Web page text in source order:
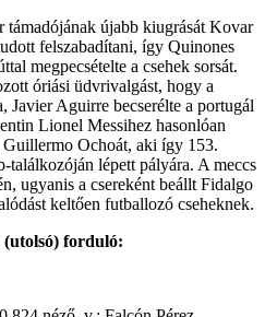
támadójának újabb kiugrását Kovar
felszabadítani, így Quinones
megpecsételte a csehek sorsát.
óriási üdvrivalgást, hogy a
Javier Aguirre becserélte a portugál
Lionel Messihez hasonlóan
Ochoát, aki így 153.
találkozóján lépett pályára. A meccs
ugyanis a csereként beállt Fidalgo
keltően futballozó cseheknek.
(utolsó) forduló: